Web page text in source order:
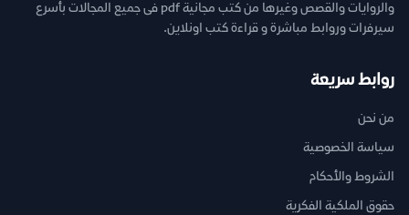
والروايات والقصص وغيرها من كتب مجانية pdf فى جميع المجالات بأسرع
سيرفرات وروابط مباشرة و قراءة كتب اونلاين.
روابط سريعة
من نحن
سياسة الخصوصية
الشروط والأحكام
حقوق الملكية الفكرية